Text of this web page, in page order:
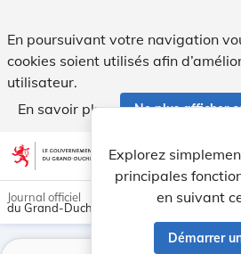
En poursuivant votre navigation
cookies soient utilisés afin
utilisateur.
En savoir plus
Ne plus afficher
Aller au contenu account_circle
Explorez
principales
en suivant
Démarrer
Journal officiel
du Grand-Duché de Luxembourg